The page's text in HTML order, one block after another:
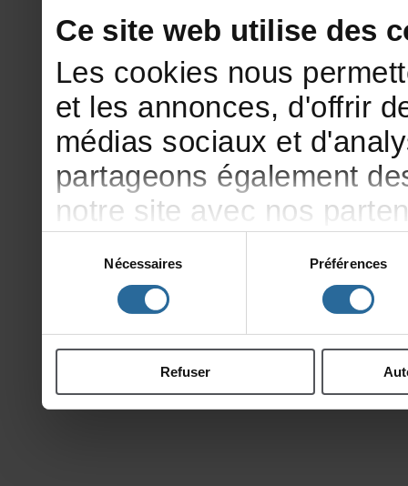
consentement
Nécessaires Préférences
Refuser